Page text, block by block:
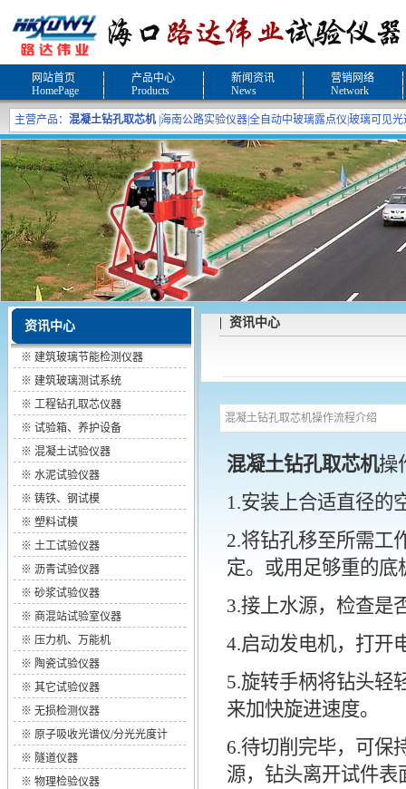
网站首页
HomePage
产品中心
Products
新闻资讯
News
营销网络
Network
主营产品： 混凝土钻孔取芯机| 海南公路实验仪器全自动中玻璃露点仪 玻璃可见
资讯中心
※ 建筑玻璃节能检测仪器
※ 建筑玻璃测试系统
※ 工程钻孔取芯仪器
※ 试验箱、养护设备
※ 混凝土试验仪器
※ 水泥试验仪器
※ 铸铁、钢试模
※ 塑料试模
※ 土工试验仪器
※ 沥青试验仪器
※ 砂浆试验仪器
※ 商混站试验室仪器
※ 压力机、万能机
※ 陶瓷试验仪器
※ 其它试验仪器
※ 无损检测仪器
※ 原子吸收光谱仪/分光光度计
※ 隧道仪器
※ 物理检验仪器
| 资讯中心
混凝土钻孔取芯机操作流程介绍
混凝土钻孔取芯机操
1.安装上合适直径的
2.将钻孔移至所需工
定。或用足够重的
3.接上水源，检查是
4.启动发电机，打开
5.旋转手柄将钻头轻
来加快旋进速度。
6.待切削完毕，可保
源，钻头离开试件表